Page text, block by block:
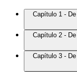
Capítulo 1 -
Capítulo 2 -
Capítulo 3 -